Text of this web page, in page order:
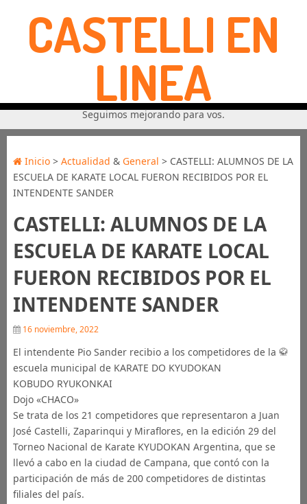
CASTELLI EN
LINEA
Seguimos mejorando para vos.
Inicio> Actualidad & General > CASTELLI: ALUMNOS DE LA
ESCUELA DE KARATE LOCAL FUERON RECIBIDOS POR EL
INTENDENTE SANDER
CASTELLI: ALUMNOS DE LA
ESCUELA DE KARATE LOCAL
FUERON RECIBIDOS POR EL
INTENDENTE SANDER
16 noviembre, 2022
El intendente Pio Sander recibio a los competidores de la 🥋
escuela municipal de KARATE DO KYUDOKAN
KOBUDO RYUKONKAI
Dojo «CHACO»
Se trata de los 21 competidores que representaron a Juan
José Castelli, Zaparinqui y Miraflores, en la edición 29 del
Torneo Nacional de Karate KYUDOKAN Argentina, que se
llevó a cabo en la ciudad de Campana, que contó con la
participación de más de 200 competidores de distintas
filiales del país.